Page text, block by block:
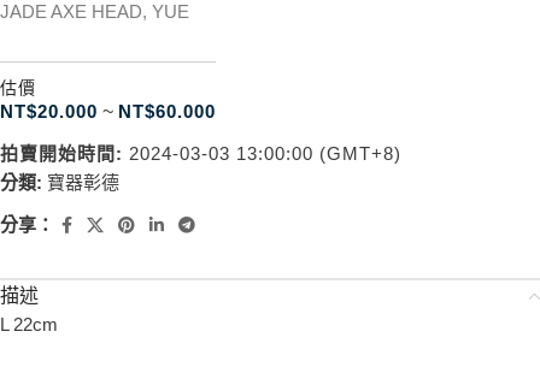
JADE AXE HEAD, YUE
估價
NT$20.000 ~ NT$60.000
拍賣開始時間: 2024-03-03 13:00:00 (GMT+8)
分類: 寶器彰德
分享：
描述
L 22cm